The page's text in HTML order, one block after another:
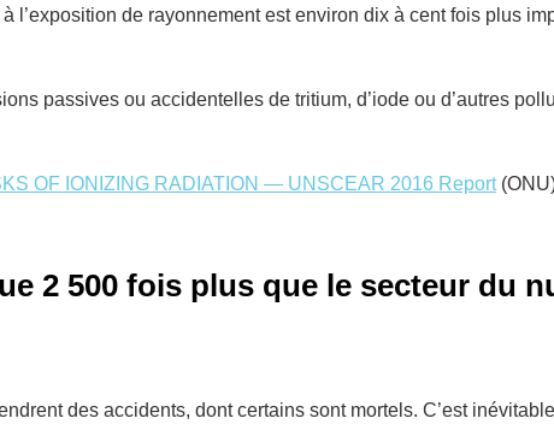
l’exposition de rayonnement est environ dix à cent fois plus
passives ou accidentelles de tritium, d’iode ou d’autres
OF IONIZING RADIATION — UNSCEAR 2016 Report
2 500 fois plus que le secteur du
des accidents, dont certains sont mortels. C’est